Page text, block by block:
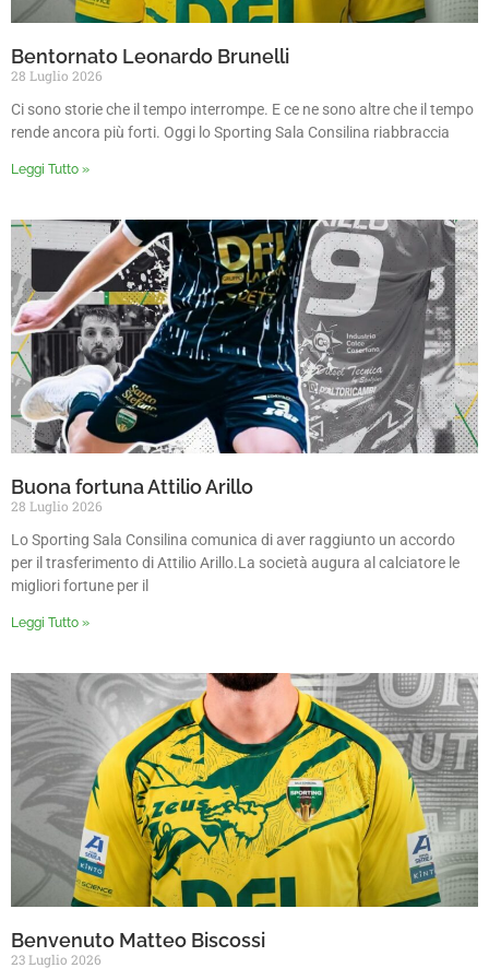
Bentornato Leonardo Brunelli
28 Luglio 2026
Ci sono storie che il tempo interrompe. E ce ne sono altre che il tempo
rende ancora più forti. Oggi lo Sporting Sala Consilina riabbraccia
Leggi Tutto »
Buona fortuna Attilio Arillo
28 Luglio 2026
Lo Sporting Sala Consilina comunica di aver raggiunto un accordo
per il trasferimento di Attilio Arillo.La società augura al calciatore le
migliori fortune per il
Leggi Tutto »
Benvenuto Matteo Biscossi
23 Luglio 2026